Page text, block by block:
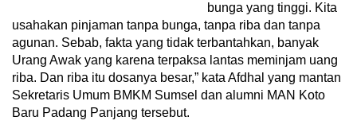
bunga yang tinggi. Kita
usahakan pinjaman tanpa bunga, tanpa riba dan tanpa
agunan. Sebab, fakta yang tidak terbantahkan, banyak
Urang Awak yang karena terpaksa lantas meminjam uang
riba. Dan riba itu dosanya besar,” kata Afdhal yang mantan
Sekretaris Umum BMKM Sumsel dan alumni MAN Koto
Baru Padang Panjang tersebut.